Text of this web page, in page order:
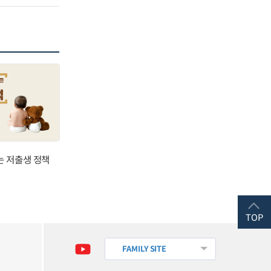
저출생 정책
FAMILY SITE
TOP